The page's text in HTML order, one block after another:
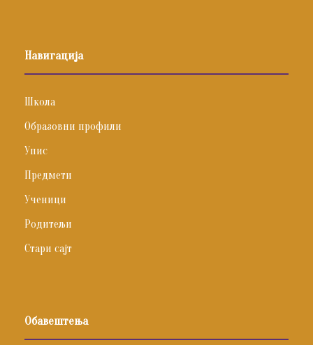
Навигација
Школа
Образовни профили
Упис
Предмети
Ученици
Родитељи
Стари сајт
Обавештења